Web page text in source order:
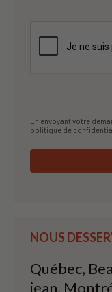
En envoyant votre
politique de
NOUS
Québec,
jean,